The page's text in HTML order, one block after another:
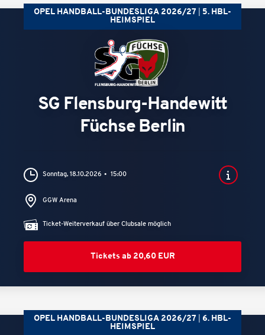
OPEL HANDBALL-BUNDESLIGA 2026/27
5. HBL-
HEIMSPIEL
SG Flensburg-Handewitt
Füchse Berlin
Sonntag, 18.10.2026 15:00
GGW Arena
Ticket-Weiterverkauf über Clubsale möglich
Tickets ab 20,60 EUR
OPEL HANDBALL-BUNDESLIGA 2026/27
6. HBL-
HEIMSPIEL